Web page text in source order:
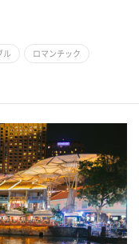
ル ロマンチック